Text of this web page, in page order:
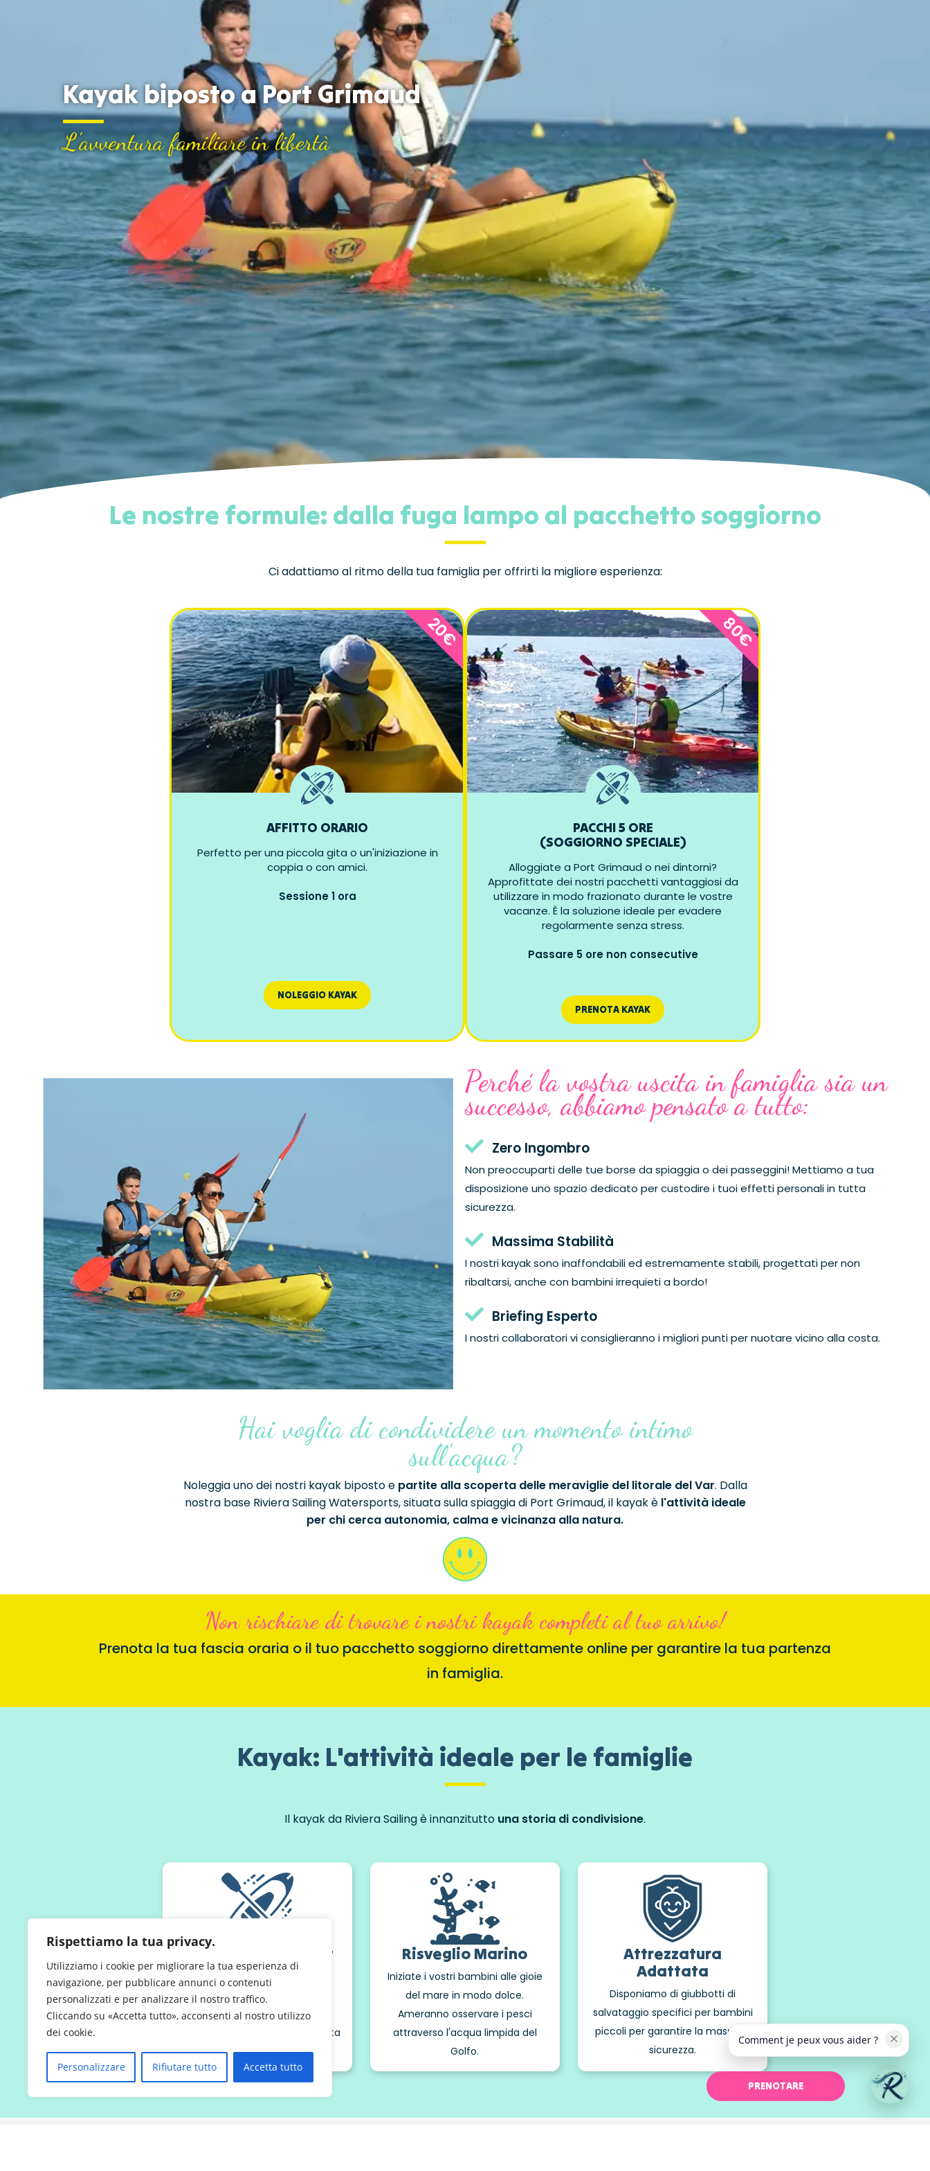
Rispettiamo la tua privacy.
Utilizziamo i cookie per migliorare la tua esperienza di
navigazione, per pubblicare annunci o contenuti
personalizzati e per analizzare il nostro traffico.
Cliccando su «Accetta tutto», acconsenti al nostro utilizzo
dei cookie.
Personalizzare Rifiutare tutto Accetta tutto
Kayak biposto a Port Grimaud
L'avventura familiare in libertà
Le nostre formule: dalla fuga lampo al pacchetto soggiorno
Ci adattiamo al ritmo della tua famiglia per offrirti la migliore esperienza:
20€
AFFITTO ORARIO
Perfetto per una piccola gita o un'iniziazione in
coppia o con amici.
Sessione 1 ora
NOLEGGIO KAYAK
80€
PACCHI 5 ORE
(SOGGIORNO SPECIALE)
Alloggiate a Port Grimaud o nei dintorni?
Approfittate dei nostri pacchetti vantaggiosi da
utilizzare in modo frazionato durante le vostre
vacanze. È la soluzione ideale per evadere
regolarmente senza stress.
Passare 5 ore non consecutive
PRENOTA KAYAK
Perché la vostra uscita in famiglia sia un
successo, abbiamo pensato a tutto:
Zero Ingombro
Non preoccuparti delle tue borse da spiaggia o dei passeggini! Mettiamo a tua
disposizione uno spazio dedicato per custodire i tuoi effetti personali in tutta
sicurezza.
Massima Stabilità
I nostri kayak sono inaffondabili ed estremamente stabili, progettati per non
ribaltarsi, anche con bambini irrequieti a bordo!
Briefing Esperto
I nostri collaboratori vi consiglieranno i migliori punti per nuotare vicino alla costa.
Hai voglia di condividere un momento intimo
sull'acqua?
Noleggia uno dei nostri kayak biposto e partite alla scoperta delle meraviglie del litorale del Var. Dalla
nostra base Riviera Sailing Watersports, situata sulla spiaggia di Port Grimaud, il kayak è l'attività ideale
per chi cerca autonomia, calma e vicinanza alla natura.
Non rischiare di trovare i nostri kayak completi al tuo arrivo!
Prenota la tua fascia oraria o il tuo pacchetto soggiorno direttamente online per garantire la tua partenza
in famiglia.
Kayak: L'attività ideale per le famiglie
Il kayak da Riviera Sailing è innanzitutto una storia di condivisione.
Sicurezza e Comfort
I nostri kayak sono spaziosi. Un
bambino piccolo può
accomodarsi facilmente al
centro, tra due adulti, per una gita
rassicurante e divertente.
Risveglio Marino
Iniziate i vostri bambini alle gioie
del mare in modo dolce.
Ameranno osservare i pesci
attraverso l'acqua limpida del
Golfo.
Attrezzatura
Adattata
Disponiamo di giubbotti di
salvataggio specifici per bambini
piccoli per garantire la massima
sicurezza.
PRENOTARE
Comment je peux vous aider ?